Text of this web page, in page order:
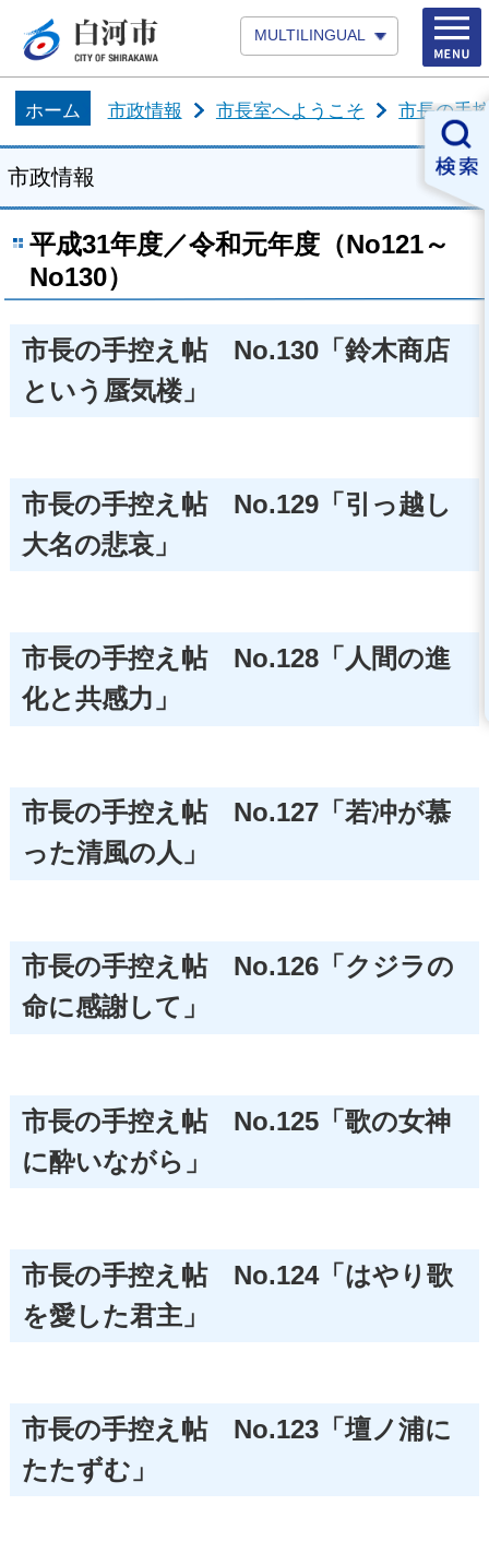
MULTILINGUAL
ホーム 市政情報 市長室へようこそ 市長の手
市政情報
平成31年度／令和元年度（No121～
No130）
市長の手控え帖 No.130「鈴木商店
という蜃気楼」
市長の手控え帖 No.129「引っ越し
大名の悲哀」
市長の手控え帖 No.128「人間の進
化と共感力」
市長の手控え帖 No.127「若冲が慕
った清風の人」
市長の手控え帖 No.126「クジラの
命に感謝して」
市長の手控え帖 No.125「歌の女神
に酔いながら」
市長の手控え帖 No.124「はやり歌
を愛した君主」
市長の手控え帖 No.123「壇ノ浦に
たたずむ」